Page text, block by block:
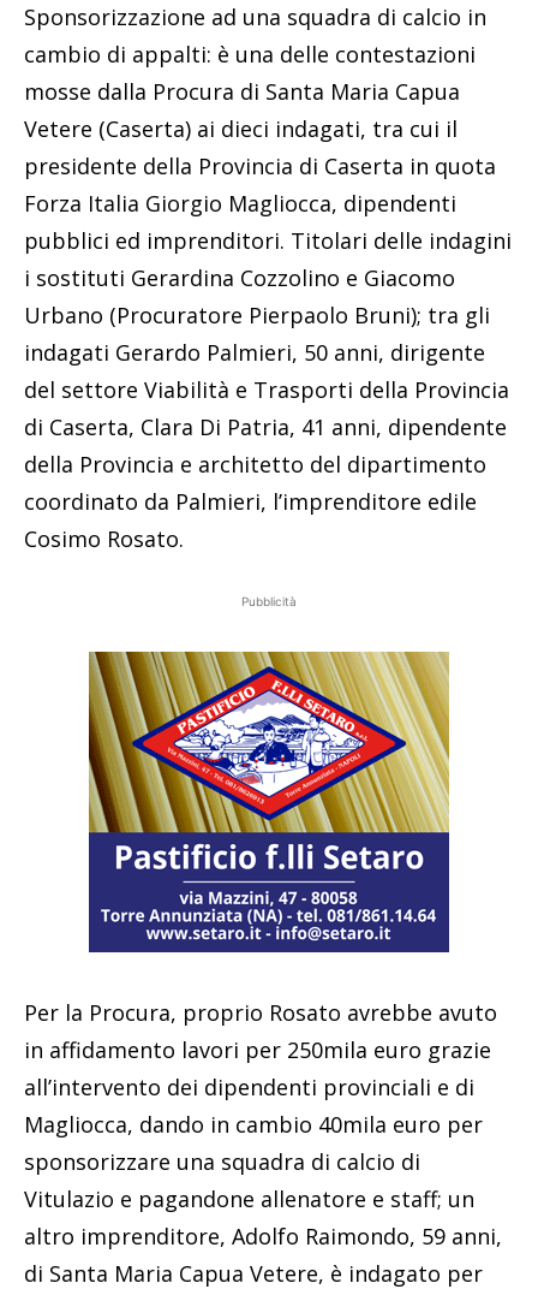
Sponsorizzazione ad una squadra di calcio in
cambio di appalti: è una delle contestazioni
mosse dalla Procura di Santa Maria Capua
Vetere (Caserta) ai dieci indagati, tra cui il
presidente della Provincia di Caserta in quota
Forza Italia Giorgio Magliocca, dipendenti
pubblici ed imprenditori. Titolari delle indagini
i sostituti Gerardina Cozzolino e Giacomo
Urbano (Procuratore Pierpaolo Bruni); tra gli
indagati Gerardo Palmieri, 50 anni, dirigente
del settore Viabilità e Trasporti della Provincia
di Caserta, Clara Di Patria, 41 anni, dipendente
della Provincia e architetto del dipartimento
coordinato da Palmieri, l’imprenditore edile
Cosimo Rosato.
Pubblicità
Per la Procura, proprio Rosato avrebbe avuto
in affidamento lavori per 250mila euro grazie
all’intervento dei dipendenti provinciali e di
Magliocca, dando in cambio 40mila euro per
sponsorizzare una squadra di calcio di
Vitulazio e pagandone allenatore e staff; un
altro imprenditore, Adolfo Raimondo, 59 anni,
di Santa Maria Capua Vetere, è indagato per